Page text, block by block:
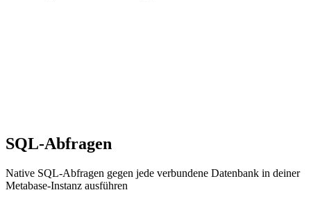
SQL-Abfragen
Native SQL-Abfragen gegen jede verbundene Datenbank in deiner
Metabase-Instanz ausführen